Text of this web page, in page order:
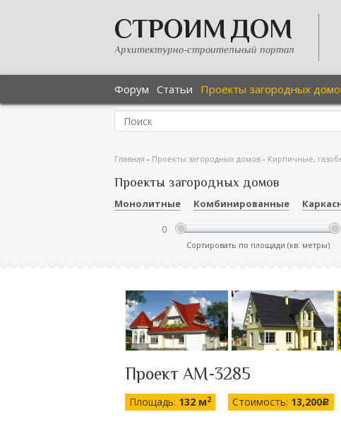
СТРОИМ ДОМ
Архитектурно-строительный портал
Форум Статьи Проекты загородных
Главная - Проекты загородных домов - Кирпичные,
Проекты загородных домов
Монолитные Комбинированные
Сортировать по площади (кв. метры)
Проект AM-3285
Площадь: 132 м2 Стоимость: 13,200c